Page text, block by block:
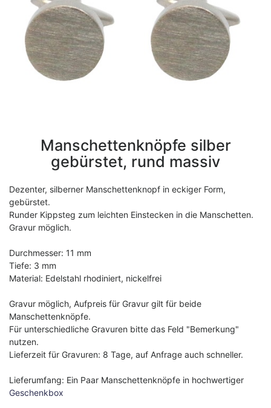
Manschettenknöpfe silber
gebürstet, rund massiv
Dezenter, silberner Manschettenknopf in eckiger Form,
gebürstet.
Runder Kippsteg zum leichten Einstecken in die Manschetten.
Gravur möglich.
Durchmesser: 11 mm
Tiefe: 3 mm
Material: Edelstahl rhodiniert, nickelfrei
Gravur möglich, Aufpreis für Gravur gilt für beide
Manschettenknöpfe.
Für unterschiedliche Gravuren bitte das Feld "Bemerkung"
nutzen.
Lieferzeit für Gravuren: 8 Tage, auf Anfrage auch schneller.
Lieferumfang: Ein Paar Manschettenknöpfe in hochwertiger
Geschenkbox